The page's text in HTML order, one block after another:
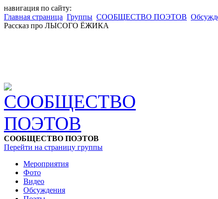
навигация по сайту:
Главная страница Группы СООБЩЕСТВО ПОЭТОВ
Рассказ про ЛЫСОГО ЁЖИКА
СООБЩЕСТВО ПОЭТОВ
Перейти на страницу группы
Мероприятия
Фото
Видео
Обсуждения